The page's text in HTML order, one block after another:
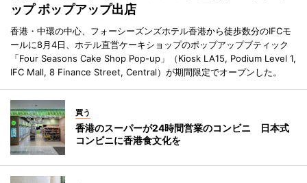
ップ ポップアップ出店
香港・中環の中心、フォーシーズンズホテル香港から徒歩数分のIFCモ
ールに8月4日、ホテル直営ケーキショップのポップアップブティック
「Four Seasons Cake Shop Pop-up」（Kiosk LA15, Podium Level 1,
IFC Mall, 8 Finance Street, Central）が期間限定でオープンした。
買う
香港のスーパーが24時間営業のコンビニ 日本式
コンビニに香港食文化を